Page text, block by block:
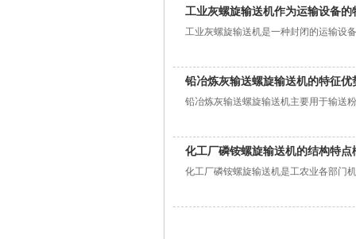
工业灰螺旋输送机作为运输设备的
工业灰螺旋输送机是一种封闭的运输设
铅冶炼灰输送螺旋输送机的特征优
铅冶炼灰输送螺旋输送机主要用于输送
化工厂磷铵螺旋输送机的结构特点
化工厂磷铵螺旋输送机是工农业各部门